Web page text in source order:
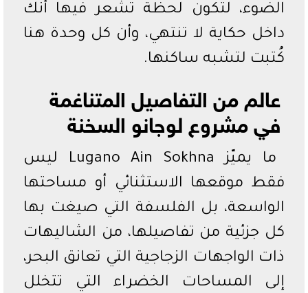
الضوء، لتكون لحظة تشعر فيها أنك
داخل حكاية لا تنتهي، وأن كل وحدة هنا
كُتبت لتشبه ساكنها.
عالم من التفاصيل المتناغمة
في مشروع لوجانو السخنة
ما يميّز Lugano Ain Sokhna ليس
فقط موقعها الاستثنائي أو مساحتها
الواسعة، بل الفلسفة التي صيغت بها
كل جزئية من تفاصيلها، من الشاليهات
ذات الواجهات الزجاجية التي تعانق البحر،
إلى المساحات الخضراء التي تتخلل